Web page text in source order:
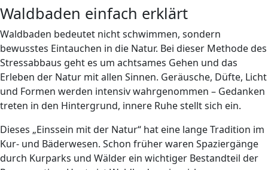
Waldbaden einfach erklärt
Waldbaden bedeutet nicht schwimmen, sondern
bewusstes Eintauchen in die Natur. Bei dieser Methode des
Stressabbaus geht es um achtsames Gehen und das
Erleben der Natur mit allen Sinnen. Geräusche, Düfte, Licht
und Formen werden intensiv wahrgenommen – Gedanken
treten in den Hintergrund, innere Ruhe stellt sich ein.
Dieses „Einssein mit der Natur“ hat eine lange Tradition im
Kur- und Bäderwesen. Schon früher waren Spaziergänge
durch Kurparks und Wälder ein wichtiger Bestandteil der